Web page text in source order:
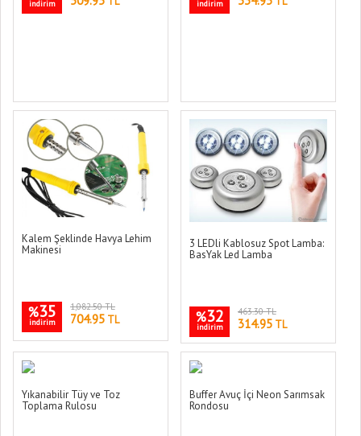
indirim indirim
Kalem Şeklinde Havya Lehim
Makinesi
%35
indirim
1,082.50 TL
704.95 TL
3 LEDli Kablosuz Spot Lamba:
BasYak Led Lamba
%32
indirim
463.30 TL
314.95 TL
Yıkanabilir Tüy ve Toz
Toplama Rulosu
Buffer Avuç İçi Neon Sarımsak
Rondosu